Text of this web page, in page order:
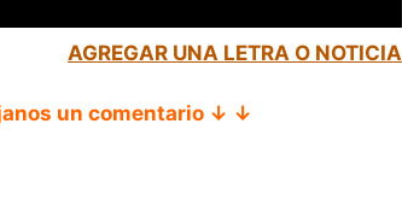
AGREGAR UNA LETRA O NOTICIA
un comentario ↓ ↓